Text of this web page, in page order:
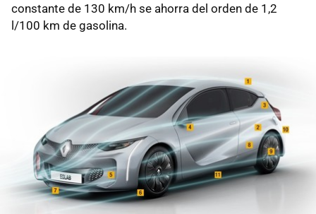
constante de 130 km/h se ahorra del orden de 1,2
l/100 km de gasolina.